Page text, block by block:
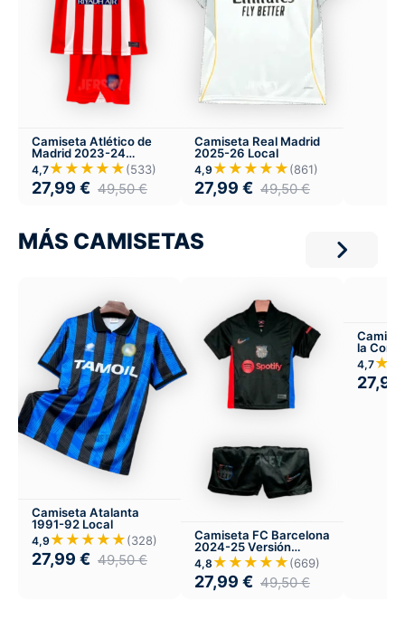
Camiseta Atlético de
Madrid 2023-24
Versión Infantil Local
4,7★★★★★(533)
27,99 € 49,50€
Camiseta Real Madrid
2025-26 Local
4,9 ★★★★★(861)
27,99 € 49,50€
MÁS CAMISETAS
Camiseta Atalanta
1991-92 Local
4,9 ★★★★★(328)
27,99 € 49,50€
Camiseta FC Barcelona
2024-25 Versión
Infantil Visitante
4,8 ★★★★★(669)
27,99 € 49,50€
la
4,7
27,99